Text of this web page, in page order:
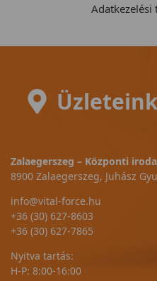
Adatkezelési
Zalaegerszeg – Központi
8900 Zalaegerszeg, Juhász
info@vital-force.hu
+36 (30) 627-8603
+36 (30) 627-7865
Nyitva tartás:
H-P: 8:00-16:00